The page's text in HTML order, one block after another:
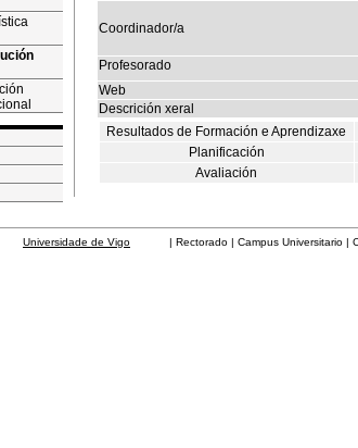
Coordinador/a
Profesorado
Web
Descrición xeral
Resultados de Formación e Aprendizaxe
Planificación
Avaliación
Universidade de Vigo | Rectorado | Campus Universitario |